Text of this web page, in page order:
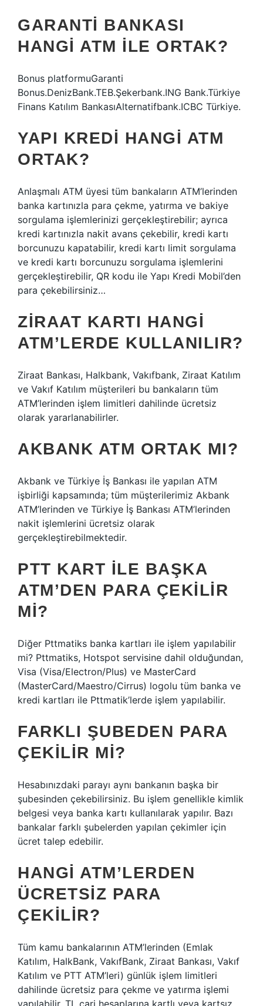
GARANTI BANKASI
HANGI ATM ILE ORTAK?
Bonus platformuGaranti
Bonus.DenizBank.TEB.Şekerbank.ING Bank.Türkiye
Finans Katılım BankasıAlternatifbank.ICBC Türkiye.
YAPI KREDI HANGI ATM
ORTAK?
Anlaşmalı ATM üyesi tüm bankaların ATM’lerinden
banka kartınızla para çekme, yatırma ve bakiye
sorgulama işlemlerinizi gerçekleştirebilir; ayrıca
kredi kartınızla nakit avans çekebilir, kredi kartı
borcunuzu kapatabilir, kredi kartı limit sorgulama
ve kredi kartı borcunuzu sorgulama işlemlerini
gerçekleştirebilir, QR kodu ile Yapı Kredi Mobil’den
para çekebilirsiniz…
ZIRAAT KARTI HANGI
ATM’LERDE KULLANILIR?
Ziraat Bankası, Halkbank, Vakıfbank, Ziraat Katılım
ve Vakıf Katılım müşterileri bu bankaların tüm
ATM’lerinden işlem limitleri dahilinde ücretsiz
olarak yararlanabilirler.
AKBANK ATM ORTAK MI?
Akbank ve Türkiye İş Bankası ile yapılan ATM
işbirliği kapsamında; tüm müşterilerimiz Akbank
ATM’lerinden ve Türkiye İş Bankası ATM’lerinden
nakit işlemlerini ücretsiz olarak
gerçekleştirebilmektedir.
PTT KART ILE BAŞKA
ATM’DEN PARA ÇEKILIR
MI?
Diğer Pttmatiks banka kartları ile işlem yapılabilir
mi? Pttmatiks, Hotspot servisine dahil olduğundan,
Visa (Visa/Electron/Plus) ve MasterCard
(MasterCard/Maestro/Cirrus) logolu tüm banka ve
kredi kartları ile Pttmatik’lerde işlem yapılabilir.
FARKLI ŞUBEDEN PARA
ÇEKILIR MI?
Hesabınızdaki parayı aynı bankanın başka bir
şubesinden çekebilirsiniz. Bu işlem genellikle kimlik
belgesi veya banka kartı kullanılarak yapılır. Bazı
bankalar farklı şubelerden yapılan çekimler için
ücret talep edebilir.
HANGI ATM’LERDEN
ÜCRETSIZ PARA
ÇEKILIR?
Tüm kamu bankalarının ATM’lerinden (Emlak
Katılım, HalkBank, VakıfBank, Ziraat Bankası, Vakıf
Katılım ve PTT ATM’leri) günlük işlem limitleri
dahilinde ücretsiz para çekme ve yatırma işlemi
yapılabilir. TL cari hesaplarına kartlı veya kartsız